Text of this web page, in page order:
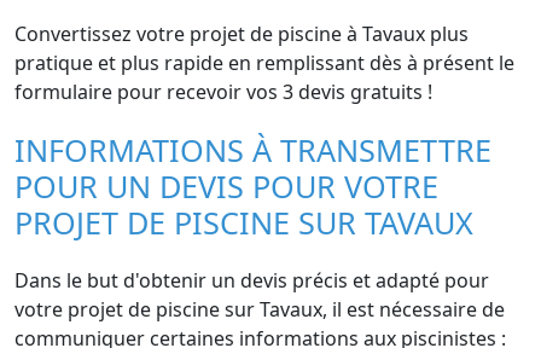
Convertissez votre projet de piscine à Tavaux plus
pratique et plus rapide en remplissant dès à présent le
formulaire pour recevoir vos 3 devis gratuits !
INFORMATIONS À TRANSMETTRE
POUR UN DEVIS POUR VOTRE
PROJET DE PISCINE SUR TAVAUX
Dans le but d'obtenir un devis précis et adapté pour
votre projet de piscine sur Tavaux, il est nécessaire de
communiquer certaines informations aux piscinistes :